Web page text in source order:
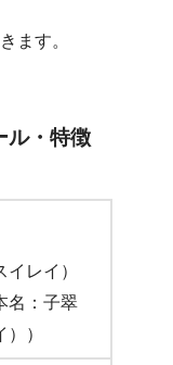
ます。
ル・特徴
レイ）
名：子翠
））